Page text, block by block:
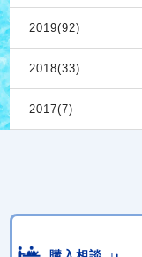
2019(92)
2018(33)
2017(7)